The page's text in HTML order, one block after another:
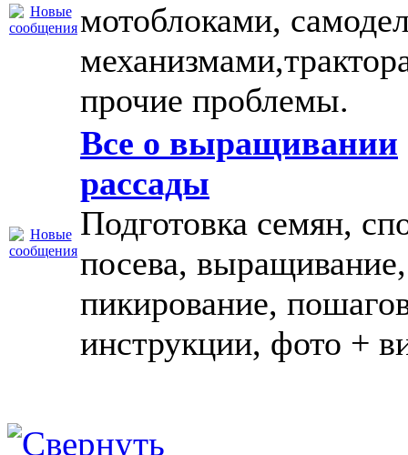
мотоблоками,
прочие проблемы.
Все о выращивании
рассады
Подготовка семян,
посева,
пикирование,
инструкции, фото +